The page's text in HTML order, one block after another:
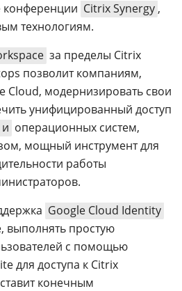
конференции Citrix Synergy ,
технологиям.
за пределы Citrix
позволит компаниям,
модернизировать свои
унифицированный доступ
операционных систем,
мощный инструмент для
работы
Google Cloud Identity
выполнять простую
с помощью
для доступа к Citrix
конечным